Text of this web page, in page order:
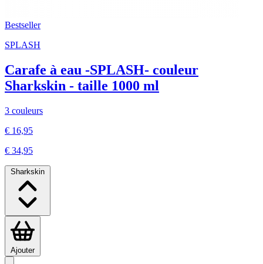
Bestseller
SPLASH
Carafe à eau -SPLASH- couleur
Sharkskin - taille 1000 ml
3 couleurs
€ 16,95
€ 34,95
Sharkskin
Ajouter